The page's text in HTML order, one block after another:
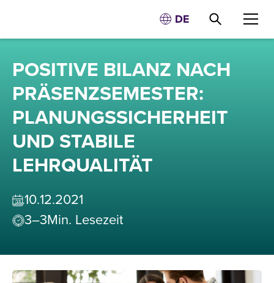
DE
POSITIVE BILANZ NACH
PRÄSENZSEMESTER:
PLANUNGSSICHERHEIT
UND STABILE
LEHRQUALITÄT
10.12.2021
3–3Min. Lesezeit